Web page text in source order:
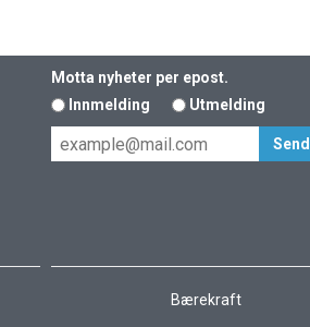
Motta nyheter per epost.
Innmelding
Utmelding
Bærekraft